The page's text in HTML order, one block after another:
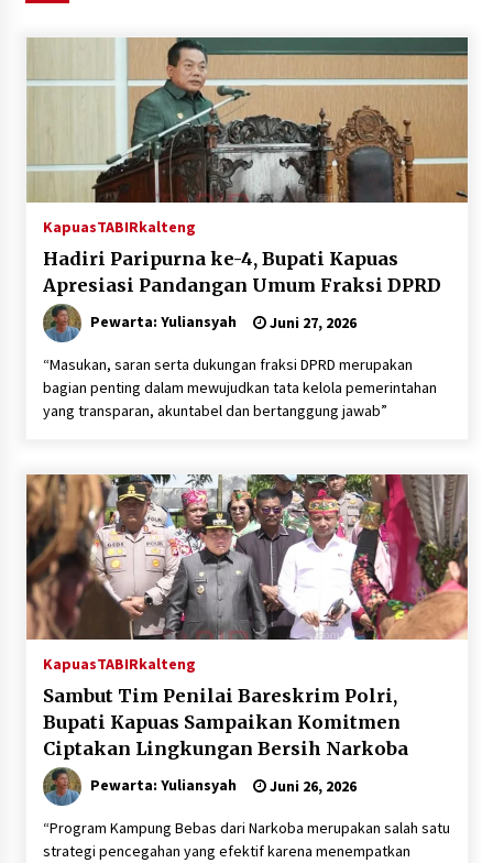
HUT ke-51, Indocement Perkuat Inovasi dan
Keberlanjutan Masa Depan Lebih Hijau
Agustus 6, 2026
Hari Kedua Kaji Tiru di DIY, Bupati Barito Utara
Pimpin Kunker ke Pemkab Gunung Kidul
Agustus 5, 2026
Eksekusi Putusan PN, Kejari Kotabaru Setor
PNBP 400 Juta dari Kasus Tambang Ilegal
Agustus 5, 2026
Hadiri Forum Komunikasi dan Kemitraan BPJS,
Sekda Tapin Komitmen Tingkatkan Layanan
Kesehatan
Kejari HST Musnahkan Barang Bukti 27 Perkara
Inkracht van Gewisjde
Agustus 4, 2026
Pelajar di HST Musnahkan Barang Bukti
Kejaksaan, Ada Apa?
Agustus 4, 2026
KapuasTABIRkalteng
Hadiri Paripurna ke-4, Bupati Kapuas
Apresiasi Pandangan Umum Fraksi DPRD
Pewarta: Yuliansyah Juni 27, 2026
“Masukan, saran serta dukungan fraksi DPRD merupakan
bagian penting dalam mewujudkan tata kelola pemerintahan
yang transparan, akuntabel dan bertanggung jawab”
KapuasTABIRkalteng
Sambut Tim Penilai Bareskrim Polri,
Bupati Kapuas Sampaikan Komitmen
Ciptakan Lingkungan Bersih Narkoba
Pewarta: Yuliansyah Juni 26, 2026
“Program Kampung Bebas dari Narkoba merupakan salah satu
strategi pencegahan yang efektif karena menempatkan